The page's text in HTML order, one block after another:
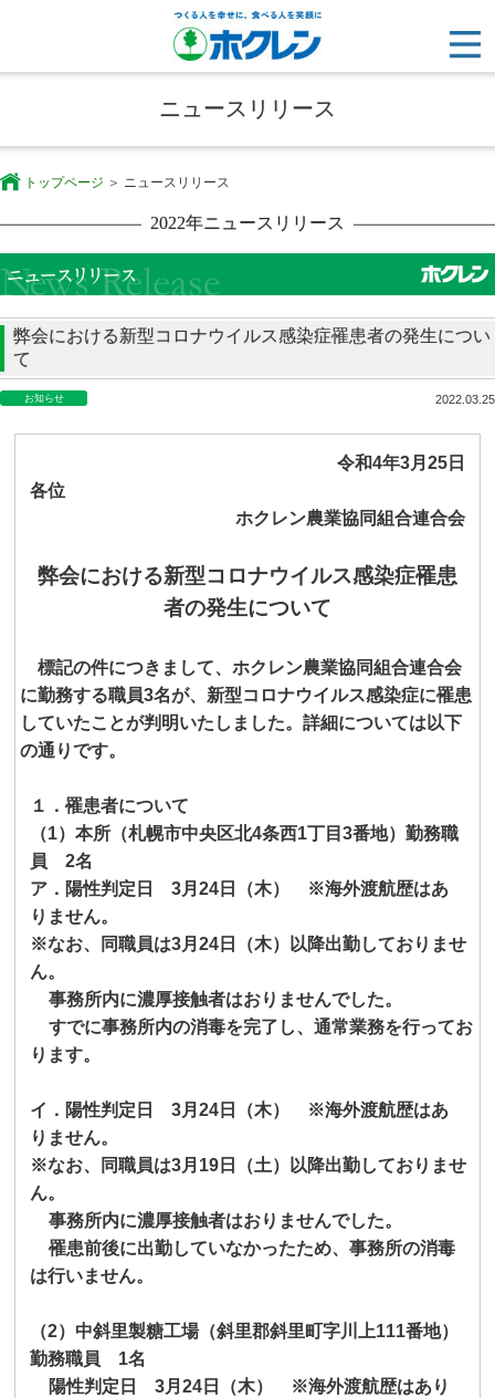
ニュースリリース
トップページ ニュースリリース
2022年ニュースリリース
弊会における新型コロナウイルス感染症罹患者の発生につい
て
お知らせ 2022.03.25
令和4年3月 25日
各位
ホクレン農業協同組合連合会
弊会における新型コロナウイルス感染症罹患
者の発生について
標記の件につきまして、ホクレン農業協同組合連合会
に勤務する職員3名が、新型コロナウイルス感染症に罹患
していたことが判明いたしました。詳細については以下
の通りです。
１．罹患者について
（1）本所（札幌市中央区北4条西1丁目3番地）勤務職
員2名
ア．陽性判定日3月24 日（木） ※海外渡航歴はあ
りません。
※なお、同職員は3月24 日（木）以降出勤しておりませ
ん。
事務所内に濃厚接触者はおりませんでした。
すでに事務所内の消毒を完了し、通常業務を行ってお
ります。
イ．陽性判定日3月24 日（木） ※海外渡航歴はあ
りません。
※なお、同職員は3月 19 日（土）以降出勤しておりませ
ん。
事務所内に濃厚接触者はおりませんでした。
罹患前後に出勤していなかったため、事務所の消毒
は行いません。
（2）中斜里製糖工場（斜里郡斜里町字川上111番地）
勤務職員 1名
陽性判定日 3月 24日（木） ※海外渡航歴はあり